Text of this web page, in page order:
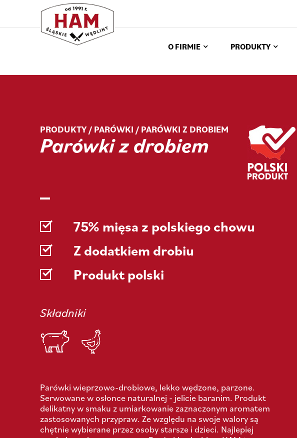
O FIRMIE PRODUKTY
PRODUKTY /PARÓWKI / PARÓWKI Z DROBIEM
Parówki z drobiem
75% mięsa z polskiego chowu
Z dodatkiem drobiu
Produkt polski
Składniki
Parówki wieprzowo-drobiowe, lekko wędzone, parzone.
Serwowane w osłonce naturalnej - jelicie baranim. Produkt
delikatny w smaku z umiarkowanie zaznaczonym aromatem
zastosowanych przypraw. Ze względu na swoje walory są
chętnie wybierane przez osoby starsze i dzieci. Najlepiej